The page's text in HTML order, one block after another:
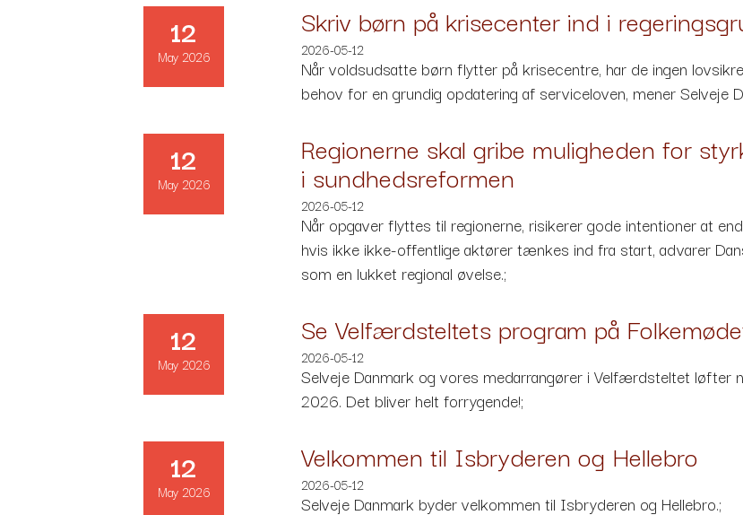
12
May 2026
Skriv børn på krisecenter ind i
2026-05-12
Når voldsudsatte børn flytter på krisecentre, har de ingen
behov for en grundig opdatering af serviceloven, mener Selveje
12
May 2026
Regionerne skal gribe muligheden for
i sundhedsreformen
2026-05-12
Når opgaver flyttes til regionerne, risikerer gode intentioner at
hvis ikke ikke-offentlige aktører tænkes ind fra start, advarer
som en lukket regional øvelse.;
12
May 2026
Se Velfærdsteltets program på
2026-05-12
Selveje Danmark og vores medarrangører i Velfærdsteltet
2026. Det bliver helt forrygende!;
12
May 2026
Velkommen til Isbryderen og Hellebro
2026-05-12
Selveje Danmark byder velkommen til Isbryderen og Hellebro.;